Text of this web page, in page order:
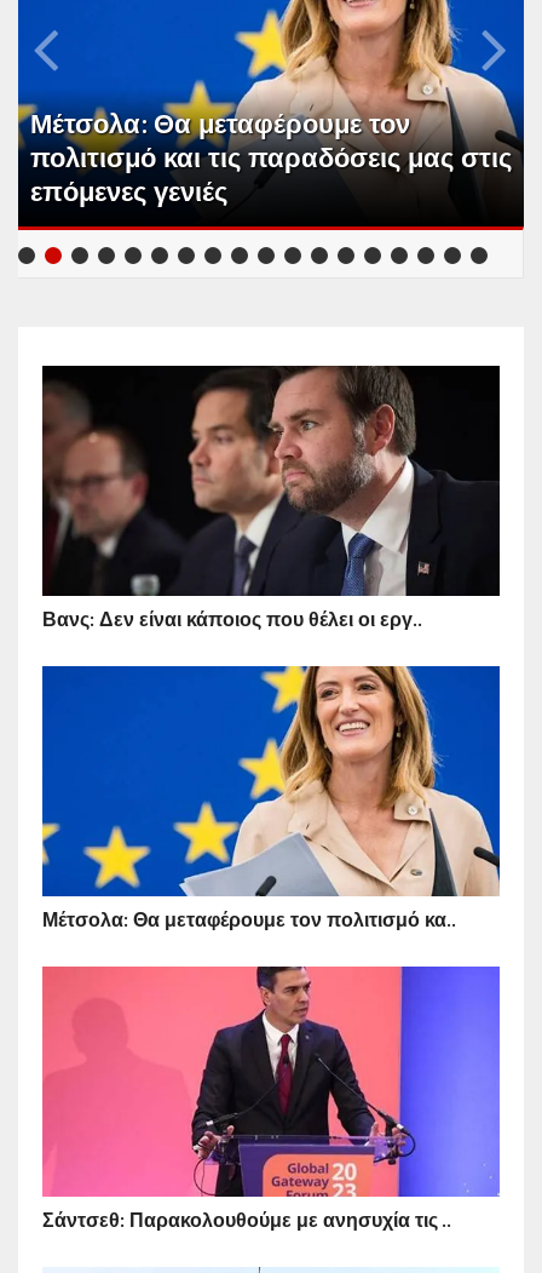
Μέτσολα: Θα μεταφέρουμε τον
πολιτισμό και τις παραδόσεις μας στις
επόμενες γενιές
Βανς: Δεν είναι κάποιος που θέλει οι εργ..
Μέτσολα: Θα μεταφέρουμε τον πολιτισμό κα..
Σάντσεθ: Παρακολουθούμε με ανησυχία τις ..